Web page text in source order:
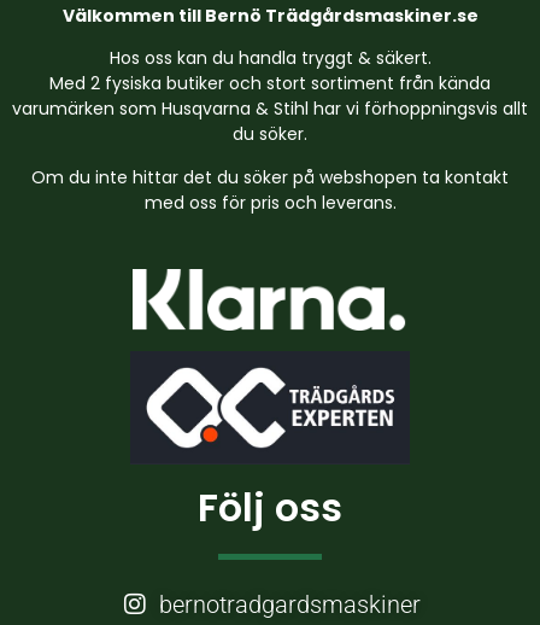
Välkommen till Bernö Trädgårdsmaskiner.se
Hos oss kan du handla tryggt & säkert.
Med 2 fysiska butiker och stort sortiment från kända
varumärken som Husqvarna & Stihl har vi förhoppningsvis allt
du söker.
Om du inte hittar det du söker på webshopen ta kontakt
med oss för pris och leverans.
Följ oss
bernotradgardsmaskiner